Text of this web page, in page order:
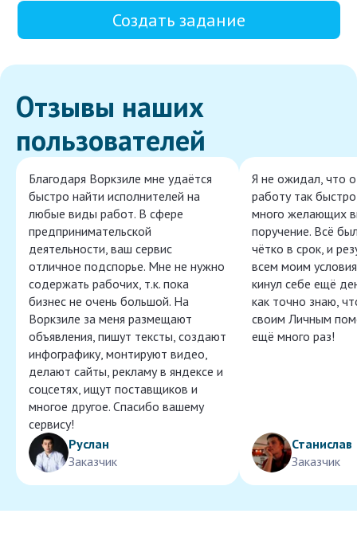
Создать задание
Отзывы наших
пользователей
Благодаря Воркзиле мне удаётся
быстро найти исполнителей на
любые виды работ. В сфере
предпринимательской
деятельности, ваш сервис
отличное подспорье. Мне не нужно
содержать рабочих, т.к. пока
бизнес не очень большой. На
Воркзиле за меня размещают
объявления, пишут тексты, создают
инфографику, монтируют видео,
делают сайты, рекламу в яндексе и
соцсетях, ищут поставщиков и
многое другое. Спасибо вашему
сервису!
Руслан
Заказчик
Я не ожидал, что
работу так
много желающих
поручение. Всё
чётко в срок, и
всем моим
кинул себе ещё
как точно знаю,
своим Личным
ещё много раз!
Станислав
Заказчик